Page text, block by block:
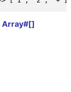
Array#[]